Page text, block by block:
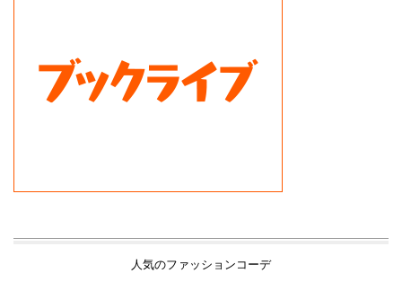
人気のファッションコーデ